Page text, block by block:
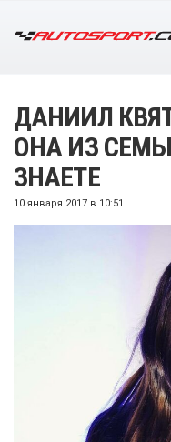
ДАНИИЛ
ОНА ИЗ
ЗНАЕТЕ
10 января 2017 в 10:51